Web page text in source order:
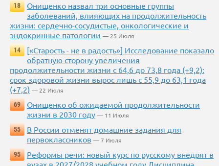
18
Онищенко назвал три основные группы
заболеваний, влияющих на продолжительность
жизни: сердечно-сосудистые, онкологические и
эндокринные патологии — 25 Июля
14
[«Старость - не в радость»] Исследование показало
обратную сторону увеличения
продолжительности жизни с 64,6 до 73,8 года (+9,2):
срок здоровой жизни вырос лишь с 55,9 до 63,1 года
(+7,2) — 22 Июля
69
Онищенко об ожидаемой продолжительности
жизни в 2030 году — 11 Июля
55
В России отменят домашние задания для
первоклассников — 7 Июля
95
Реформы речи: новый курс по русскому внедрят в